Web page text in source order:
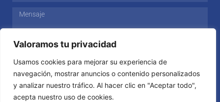
Valoramos tu privacidad
Usamos cookies para mejorar su experiencia de
navegación, mostrar anuncios o contenido personalizados
y analizar nuestro tráfico. Al hacer clic en "Aceptar todo",
acepta nuestro uso de cookies.
Mensaje
ENVIAR